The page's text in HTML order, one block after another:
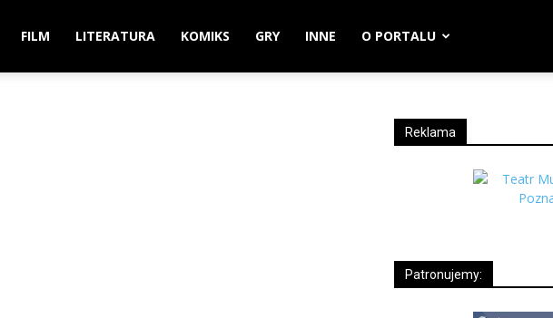
FILM LITERATURA KOMIKS GRY INNE O PORTALU
Reklama
Patronujemy: